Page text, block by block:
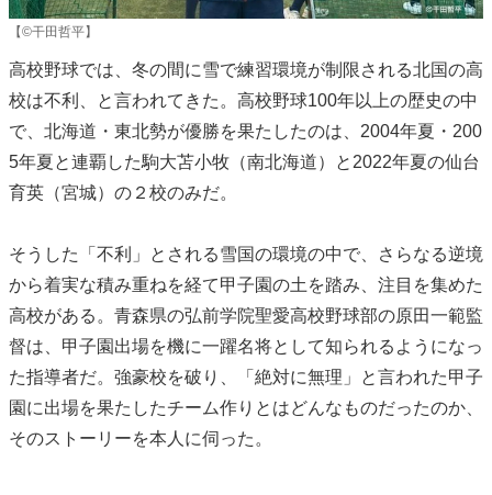
【©干田哲平】
高校野球では、冬の間に雪で練習環境が制限される北国の高
校は不利、と言われてきた。高校野球100年以上の歴史の中
で、北海道・東北勢が優勝を果たしたのは、2004年夏・200
5年夏と連覇した駒大苫小牧（南北海道）と2022年夏の仙台
育英（宮城）の２校のみだ。
そうした「不利」とされる雪国の環境の中で、さらなる逆境
から着実な積み重ねを経て甲子園の土を踏み、注目を集めた
高校がある。青森県の弘前学院聖愛高校野球部の原田一範監
督は、甲子園出場を機に一躍名将として知られるようになっ
た指導者だ。強豪校を破り、「絶対に無理」と言われた甲子
園に出場を果たしたチーム作りとはどんなものだったのか、
そのストーリーを本人に伺った。